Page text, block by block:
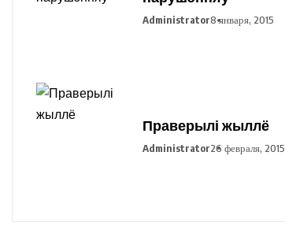
Administrator8 января, 2015
Праверылі жыллё
Administrator26 февраля, 2015